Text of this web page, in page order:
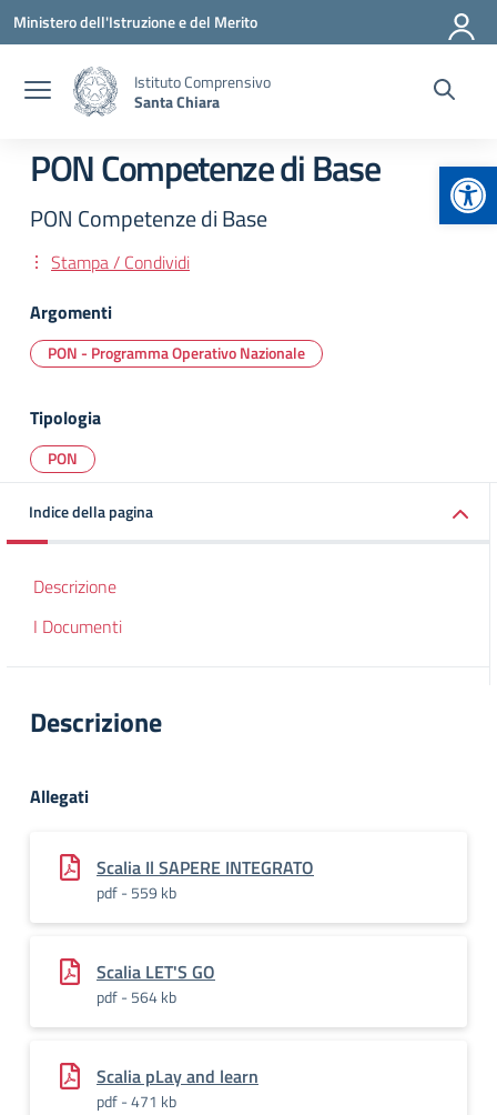
Vai ai contenuti
Vai al menu di navigazione
Vai al footer
Ministero dell'Istruzione e del Merito
Istituto Comprensivo
Santa Chiara
PON Competenze di Base
PON Competenze di Base
Stampa / Condividi
Argomenti
PON - Programma Operativo Nazionale
Tipologia
PON
Indice della pagina
Descrizione
I Documenti
Descrizione
Allegati
Scalia Il SAPERE INTEGRATO
pdf - 559 kb
Scalia LET'S GO
pdf - 564 kb
Scalia pLay and learn
pdf - 471 kb